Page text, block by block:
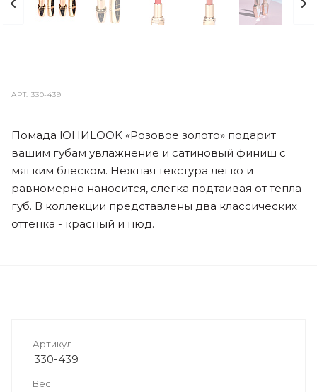
АРТ.330-439
Помада ЮНИLOOK «Розовое золото» подарит
вашим губам увлажнение и сатиновый финиш с
мягким блеском. Нежная текстура легко и
равномерно наносится, слегка подтаивая от тепла
губ. В коллекции представлены два классических
оттенка - красный и нюд.
Артикул
330-439
Вес